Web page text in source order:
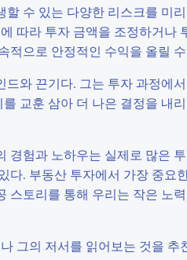
수 있는 다양한 리스크를 미
따라 투자 금액을 조정하거나
적으로 안정적인 수익을 올릴
와 끈기다. 그는 투자 과정에
교훈 삼아 더 나은 결정을 내
험과 노하우는 실제로 많은
. 부동산 투자에서 가장 중요
토리를 통해 우리는 작은 노
그의 저서를 읽어보는 것을 추